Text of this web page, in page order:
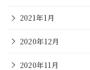
2021年1月
2020年12月
2020年11月